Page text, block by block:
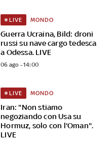
Guerra Ucraina, Bild: droni
russi su nave cargo tedesca
a Odessa. LIVE
LIVE MONDO
06 ago - 14:00
Iran: "Non stiamo
negoziando con Usa su
Hormuz, solo con l'Oman".
LIVE
LIVE MONDO